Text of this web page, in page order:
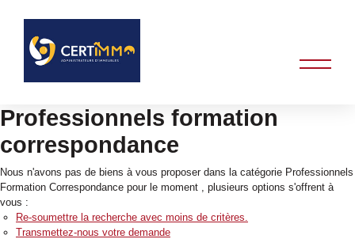
Professionnels formation
correspondance
Nous n'avons pas de biens à vous proposer dans la catégorie Professionnels
Formation Correspondance pour le moment , plusieurs options s'offrent à
vous :
Re-soumettre la recherche avec moins de critères.
Transmettez-nous votre demande